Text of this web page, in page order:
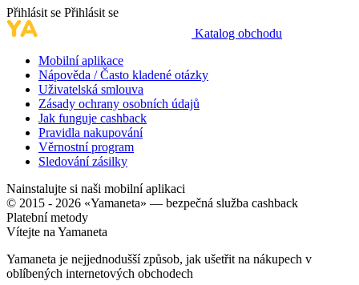
Přihlásit se Přihlásit se
Katalog obchodu
Mobilní aplikace
Nápověda / Často kladené otázky
Uživatelská smlouva
Zásady ochrany osobních údajů
Jak funguje cashback
Pravidla nakupování
Věrnostní program
Sledování zásilky
Nainstalujte si naši mobilní aplikaci
© 2015 - 2026 «Yamaneta» — bezpečná služba cashback
Platební metody
Vítejte na Yamaneta
Yamaneta je nejjednodušší způsob, jak ušetřit na nákupech v
oblíbených internetových obchodech